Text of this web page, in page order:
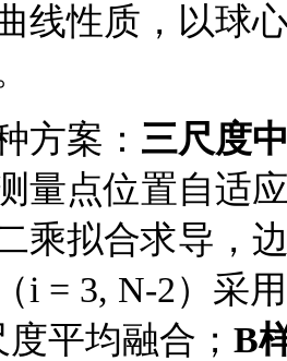
线性质，以球
方案： 三尺度
量点位置自适
乘拟合求导，
i = 3, N-2）采
平均融合； B